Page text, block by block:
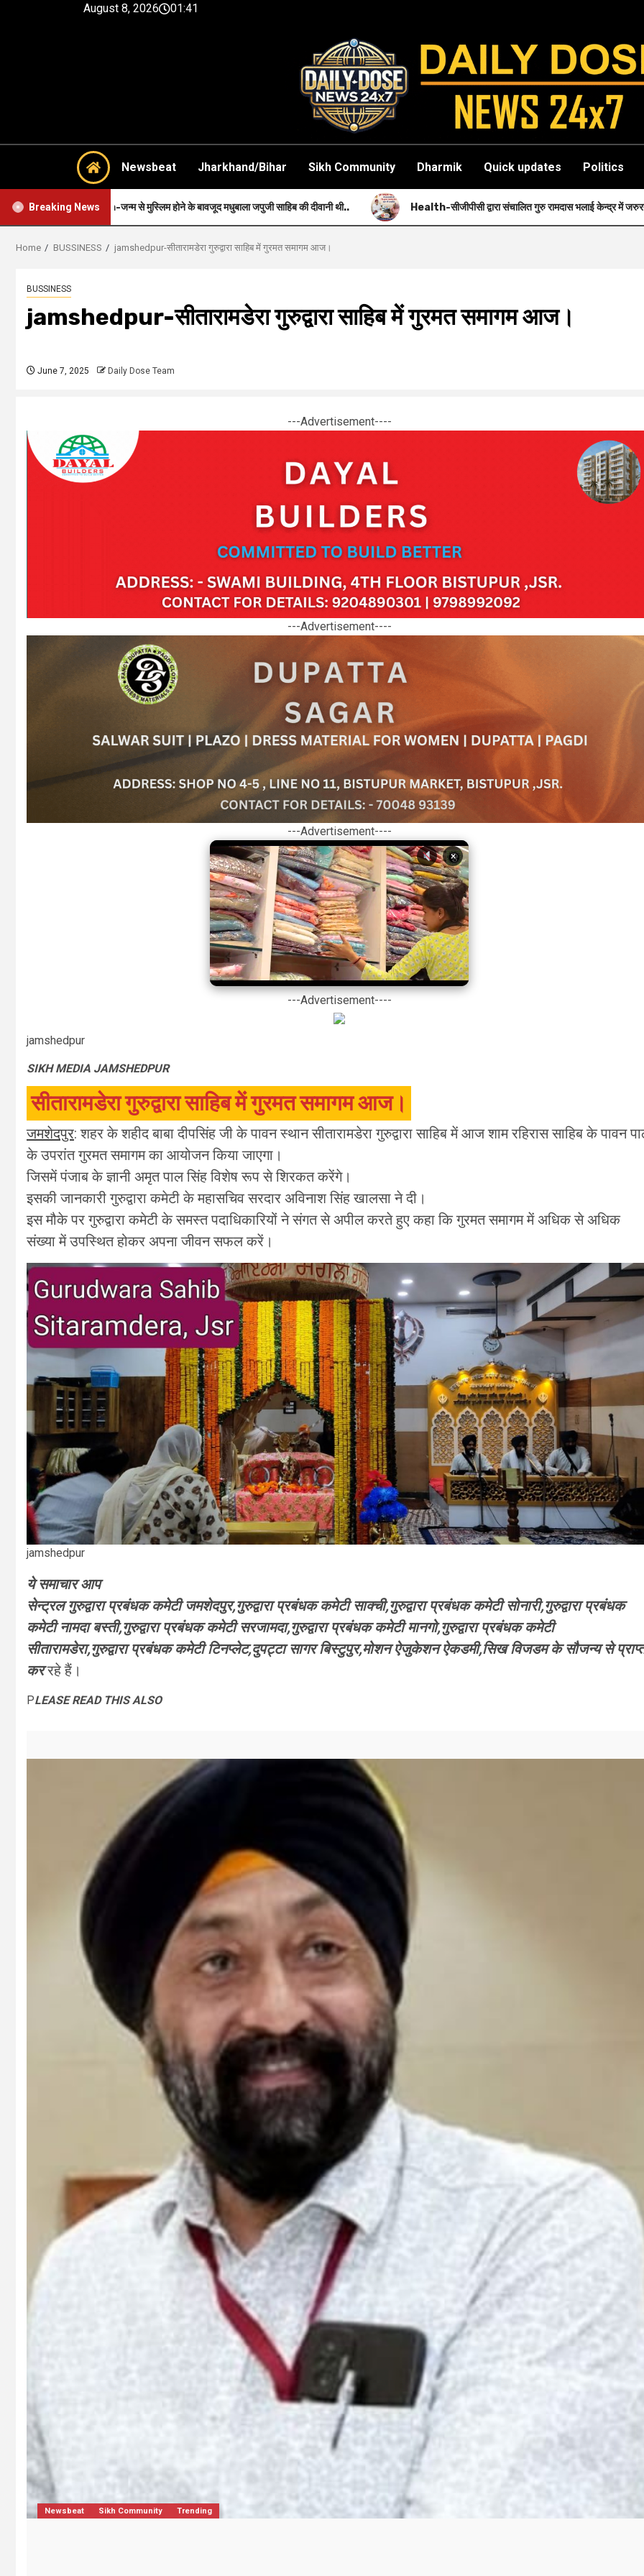
August 8, 2026 01:41
Newsbeat Jharkhand/Bihar Sikh Community Dharmik Quick updates Politics
Breaking News
जन्म से मुस्लिम होने के बावजूद मधुबाला जपुजी साहिब की दीवानी थी.. Health-सीजीपीसी द्वारा संचालित गुरु रामदास भलाई केन्द्र में जरुरतमंदों को नि: शुल्क
Home BUSSINESS jamshedpur-सीतारामडेरा गुरुद्वारा साहिब में गुरमत समागम आज।
BUSSINESS
jamshedpur-सीतारामडेरा गुरुद्वारा साहिब में गुरमत समागम आज।
June 7, 2025 Daily Dose Team
---Advertisement----
---Advertisement----
---Advertisement----
×
---Advertisement----
jamshedpur
SIKH MEDIA JAMSHEDPUR
सीतारामडेरा गुरुद्वारा साहिब में गुरमत समागम आज।
जमशेदपुर: शहर के शहीद बाबा दीपसिंह जी के पावन स्थान सीतारामडेरा गुरुद्वारा साहिब में आज शाम रहिरास साहिब के पावन
के उपरांत गुरमत समागम का आयोजन किया जाएगा।
जिसमें पंजाब के ज्ञानी अमृत पाल सिंह विशेष रूप से शिरकत करेंगे।
इसकी जानकारी गुरुद्वारा कमेटी के महासचिव सरदार अविनाश सिंह खालसा ने दी।
इस मौके पर गुरुद्वारा कमेटी के समस्त पदाधिकारियों ने संगत से अपील करते हुए कहा कि गुरमत समागम में अधिक से अधिक
संख्या में उपस्थित होकर अपना जीवन सफल करें।
jamshedpur
ये समाचार आप
सेन्ट्रल गुरुद्वारा प्रबंधक कमेटी जमशेदपुर,गुरुद्वारा प्रबंधक कमेटी साक्ची,गुरुद्वारा प्रबंधक कमेटी सोनारी,गुरुद्वारा प्रबंधक
कमेटी नामदा बस्ती,गुरुद्वारा प्रबंधक कमेटी सरजामदा,गुरुद्वारा प्रबंधक कमेटी मानगो,गुरुद्वारा प्रबंधक कमेटी
सीतारामडेरा,गुरुद्वारा प्रबंधक कमेटी टिनप्लेट,दुपट्टा सागर बिस्टुपुर,मोशन ऐजुकेशन ऐकडमी,सिख विजडम के सौजन्य से
कररहे हैं।
PLEASE READ THIS ALSO
jamshedpur-जरुरतमंद एवं गरीब मरीजों की मदद करने का सुनहरा मौका, दवाईयों की सेवा
करके पुण्य लाभ कमाएं।
Daily Dose Team August 5, 2026